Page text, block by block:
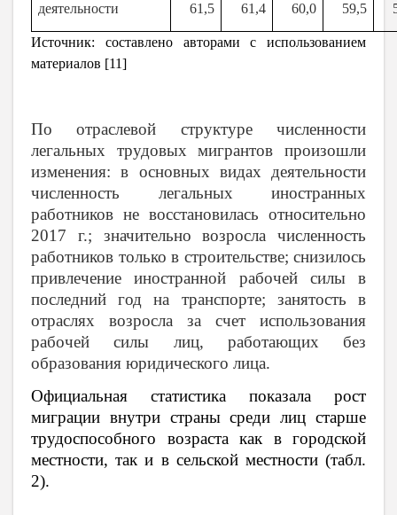
деятельности
61,5 61,4 60,0 59,5
Источник: составлено авторами с использованием
материалов [11]
По отраслевой структуре численности
легальных трудовых мигрантов произошли
изменения: в основных видах деятельности
численность легальных иностранных
работников не восстановилась относительно
2017 г.; значительно возросла численность
работников только в строительстве; снизилось
привлечение иностранной рабочей силы в
последний год на транспорте; занятость в
отраслях возросла за счет использования
рабочей силы лиц, работающих без
образования юридического лица.
Официальная статистика показала рост
миграции внутри страны среди лиц старше
трудоспособного возраста как в городской
местности, так и в сельской местности (табл.
2).